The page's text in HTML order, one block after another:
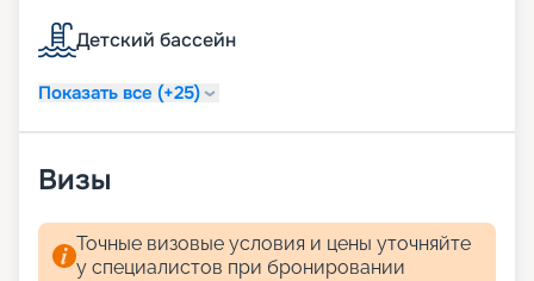
Детский бассейн
Показать все (+25)
Визы
Точные визовые условия и цены уточняйте
у специалистов при бронировании